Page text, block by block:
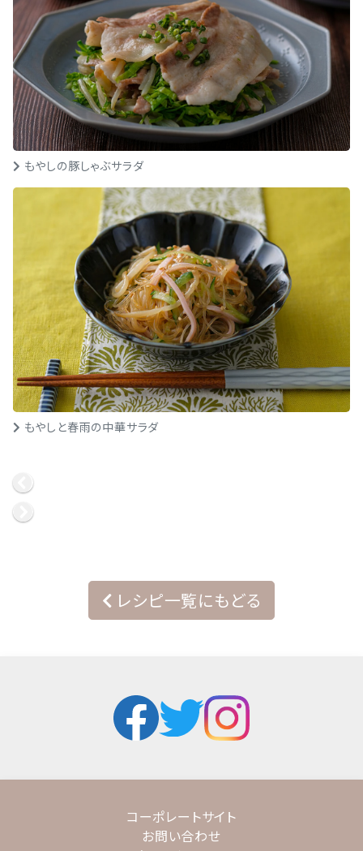
もやしの豚しゃぶサラダ
もやしと春雨の中華サラダ
レシピ一覧にもどる
コーポレートサイト
お問い合わせ